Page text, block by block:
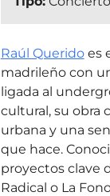
Raúl Queridoes
madrileño con
ligada al
cultural, su obra
urbana y una
que hace.
proyectos clave
Radical o La